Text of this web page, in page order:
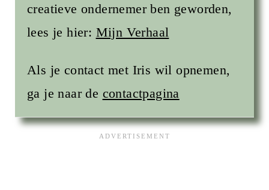
creatieve ondernemer ben geworden,
lees je hier: Mijn Verhaal
Als je contact met Iris wil opnemen,
ga je naar de contactpagina